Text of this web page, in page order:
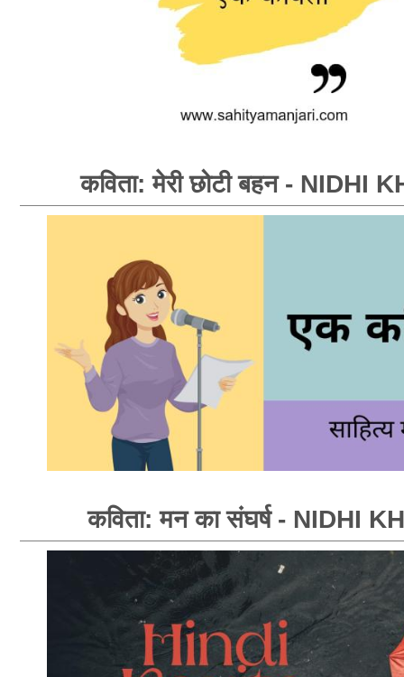
कविता: मेरी छोटी बहन - NIDHI
कविता: मन का संघर्ष - NIDHI